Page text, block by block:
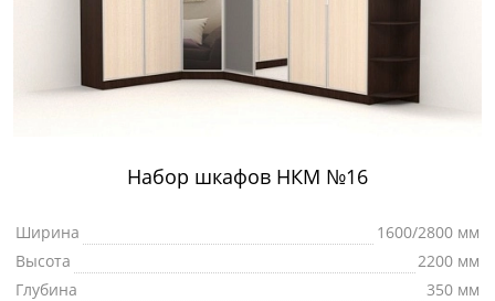
Набор шкафов НКМ №16
Ширина
1600/2800 мм
Высота
2200 мм
Глубина
350 мм